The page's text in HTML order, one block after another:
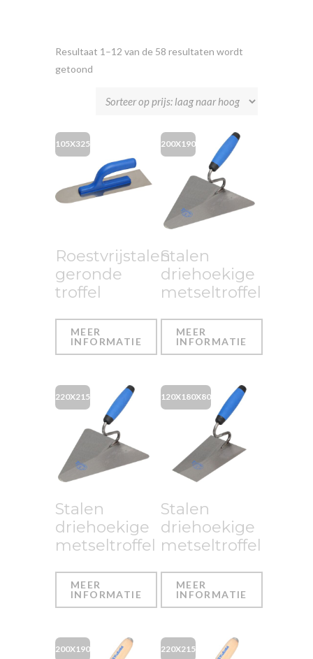
Resultaat 1–12 van de 58 resultaten wordt
getoond
Roestvrijstalen
geronde
troffel
105X325
MEER
INFORMATIE
Stalen
driehoekige
metseltroffel
200X190
MEER
INFORMATIE
Stalen
driehoekige
metseltroffel
220X215
MEER
INFORMATIE
Stalen
driehoekige
metseltroffel
120X180X80
MEER
INFORMATIE
200X190 220X215